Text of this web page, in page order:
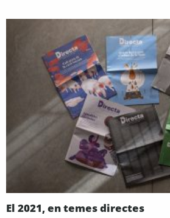
El 2021, en temes directes